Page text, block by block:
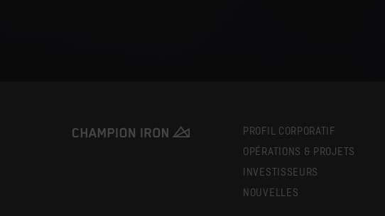
PROFIL CORPORATIF
OPÉRATIONS & PROJETS
INVESTISSEURS
NOUVELLES